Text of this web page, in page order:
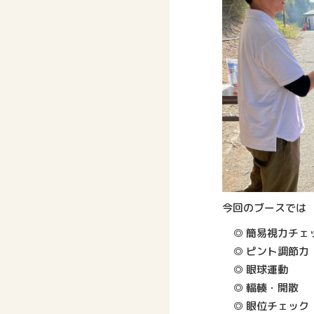
今回のブースでは
◎ 簡易視力チェ
◎ ピント調節力
◎ 眼球運動
◎ 輻輳・開散
◎ 眼位チェック